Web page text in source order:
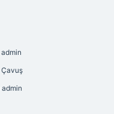
admin
Çavuş
admin